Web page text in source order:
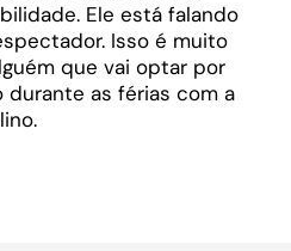
Ele está falando
Isso é muito
que vai optar por
as férias com a